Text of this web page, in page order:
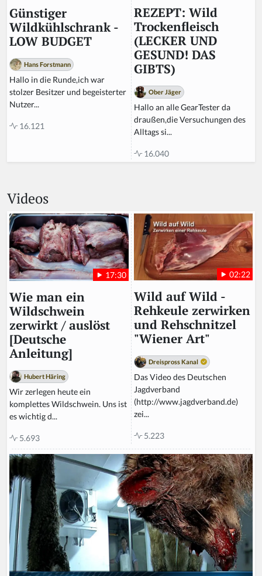
Günstiger
Wildkühlschrank -
LOW BUDGET
Hans Forstmann
Hallo in die Runde,ich war
stolzer Besitzer und begeisterter
Nutzer...
16.121
REZEPT: Wild
Trockenfleisch
(LECKER UND
GESUND! DAS
GIBTS)
Ober Jäger
Hallo an alle GearTester da
draußen,die Versuchungen des
Alltags si...
16.040
Videos
17:30
Wie man ein
Wildschwein
zerwirkt / auslöst
[Deutsche
Anleitung]
Hubert Häring
Wir zerlegen heute ein
komplettes Wildschwein. Uns ist
es wichtig d...
5.693
02:22
Wild auf Wild -
Rehkeule zerwirken
und Rehschnitzel
"Wiener Art"
Dreispross Kanal
Das Video des Deutschen
Jagdverband
(http://www.jagdverband.de)
zei...
5.223